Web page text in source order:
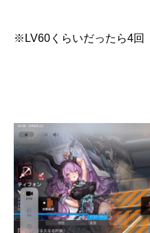
※LV60くらいだったら4回